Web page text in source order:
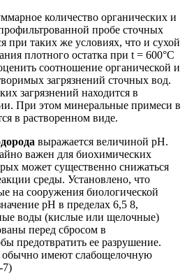
количество органических и
пробе сточных
при таких же условиях, что и сухой
плотного остатка при t = 600°С
соотношение органической и
загрязнений сточных вод.
загрязнений находится в
При этом минеральные примеси в
в растворенном виде.
выражается величиной рН.
важен для биохимических
может существенно снижаться
среды. Установлено, что
на сооружения биологической
рН в пределах 6,5 8,
воды (кислые или щелочные)
перед сбросом в
предотвратить ее разрушение.
обычно имеют слабощелочную
7)